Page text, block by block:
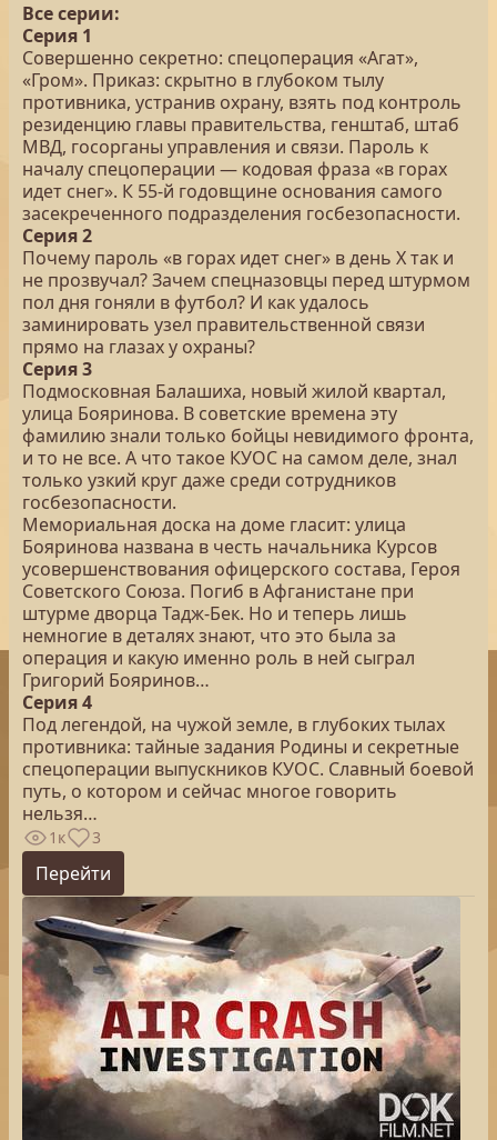
Все серии:
Серия 1
Совершенно секретно: спецоперация «Агат»,
«Гром». Приказ: скрытно в глубоком тылу
противника, устранив охрану, взять под контроль
резиденцию главы правительства, генштаб, штаб
МВД, госорганы управления и связи. Пароль к
началу спецоперации — кодовая фраза «в горах
идет снег». К 55-й годовщине основания самого
засекреченного подразделения госбезопасности.
Серия 2
Почему пароль «в горах идет снег» в день Х так и
не прозвучал? Зачем спецназовцы перед штурмом
пол дня гоняли в футбол? И как удалось
заминировать узел правительственной связи
прямо на глазах у охраны?
Серия 3
Подмосковная Балашиха, новый жилой квартал,
улица Бояринова. В советские времена эту
фамилию знали только бойцы невидимого фронта,
и то не все. А что такое КУОС на самом деле, знал
только узкий круг даже среди сотрудников
госбезопасности.
Мемориальная доска на доме гласит: улица
Бояринова названа в честь начальника Курсов
усовершенствования офицерского состава, Героя
Советского Союза. Погиб в Афганистане при
штурме дворца Тадж-Бек. Но и теперь лишь
немногие в деталях знают, что это была за
операция и какую именно роль в ней сыграл
Григорий Бояринов…
Серия 4
Под легендой, на чужой земле, в глубоких тылах
противника: тайные задания Родины и секретные
спецоперации выпускников КУОС. Славный боевой
путь, о котором и сейчас многое говорить
нельзя…
1к 3
Перейти